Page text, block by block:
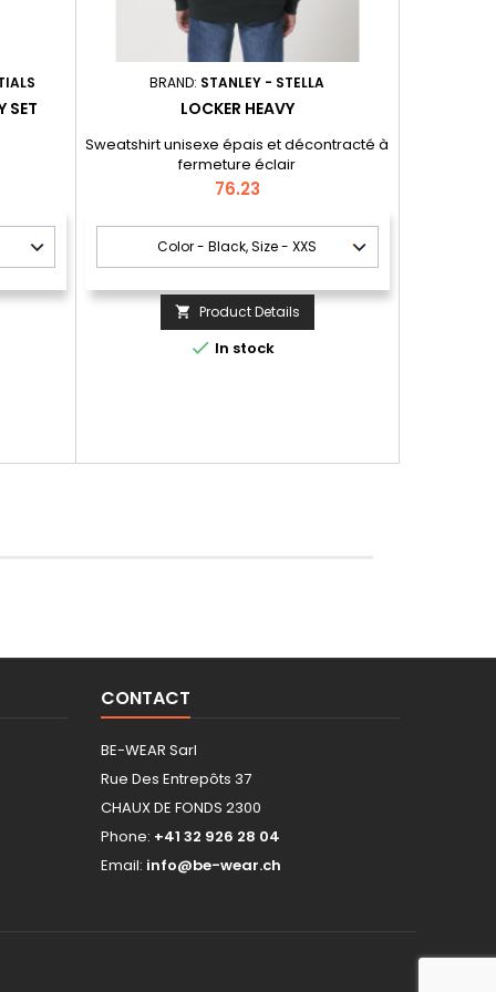
SET
BRAND: STANLEY - STELLA
LOCKER HEAVY
Sweatshirt unisexe épais et décontracté à
fermeture éclair
Price
76.23
 Product Details
 In stock
CONTACT
BE-WEAR Sarl
Rue Des Entrepôts 37
CHAUX DE FONDS 2300
Phone: +41 32 926 28 04
Email: info@be-wear.ch